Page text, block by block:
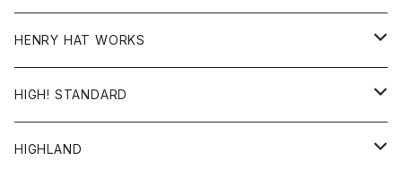
HENRY HAT WORKS
帽子
HIGH! STANDARD
アウター
HIGHLAND